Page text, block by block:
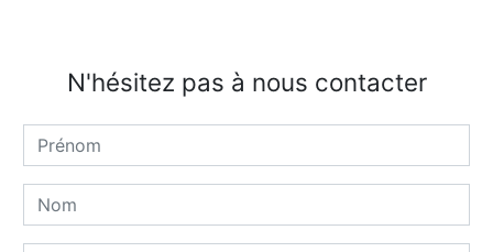
N'hésitez pas à nous contacter